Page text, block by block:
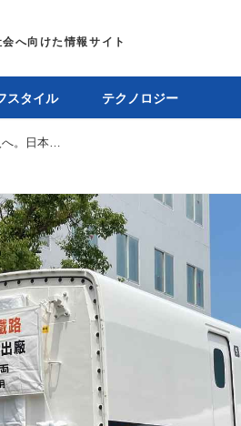
スタイル テクノロジー
台湾版新幹線が「N700S」ベースの新型車両を導入へ。日本車輌製造が台灣高鐵専用モデル「N700ST」を初出荷